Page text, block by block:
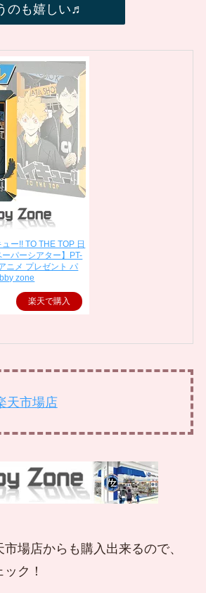
のも嬉しい♬
ー!! TO THE TOP 日
パーシアター】PT-
ニメ プレゼント パ
zone
楽天で購入
天市場店
場店からも購入出来るので、
ク！